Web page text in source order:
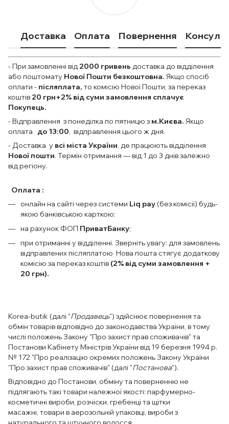
Доставка Оплата Повернення
- При замовленні від 2000 гривень доставка до відділення
або поштомату Нової Пошти безкоштовна. Якщо спосіб
оплати - післяплата, то комісію Нової Пошти, за переказ
коштів 20 грн+2% від суми замовлення сплачує
Покупець.
- Відправлення з понеділка по пятницю з м.Києва. Якщо
оплата до 13:00 , відправлення цього ж дня.
- Доставка у всі міста України , де працюють відділення
Нової пошти. Термін отримання — від 1 до 3 днів залежно
від регіону.
Оплата :
онлайн на сайті через системи Liq pay (без комісії) будь-
якою банківською карткою;
на рахунок ФОП ПриватБанку;
при отриманні у відділенні. Зверніть увагу: для замовлень
відправлених післяплатою Нова пошта стягує додаткову
комісію за переказ коштів (2% від суми замовлення +
20 грн).
Korea-butik (далі "Продавець") здійснює повернення та
обмін товарів відповідно до законодавства України, в тому
числі положень Закону "Про захист прав споживачів" та
Постанови Кабінету Міністрів України від 19 березня 1994 р.
№ 172 "Про реалізацію окремих положень Закону України
"Про захист прав споживачів" (далі "Постанова").
Відповідно до Постанови, обміну та поверненню не
підлягають такі товари належної якості: парфумерно-
косметичні вироби, розчіски, гребенці та щітки
масажні, товари в аерозольній упаковці, вироби з